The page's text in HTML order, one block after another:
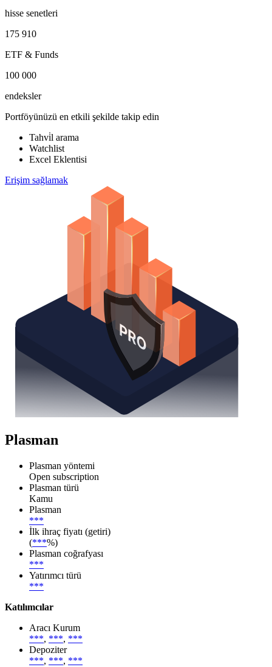
hisse senetleri
175 910
ETF & Funds
100 000
endeksler
Portföyünüzü en etkili şekilde takip edin
Tahvi̇l arama
Watchlist
Excel Eklentisi
Erişim sağlamak
Plasman
Plasman yöntemi
Open subscription
Plasman türü
Kamu
Plasman
***
İlk ihraç fiyatı (getiri)
(***%)
Plasman coğrafyası
***
Yatırımcı türü
***
Katılımcılar
Aracı Kurum
***, ***, ***
Depoziter
***, ***, ***